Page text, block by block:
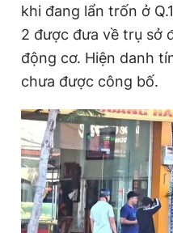
Thông tin tòa soạn
Đọc Thanh Niên trên
khi đang lẩn trốn ở
2 được đưa về trụ sở
động cơ. Hiện danh
chưa được công bố.